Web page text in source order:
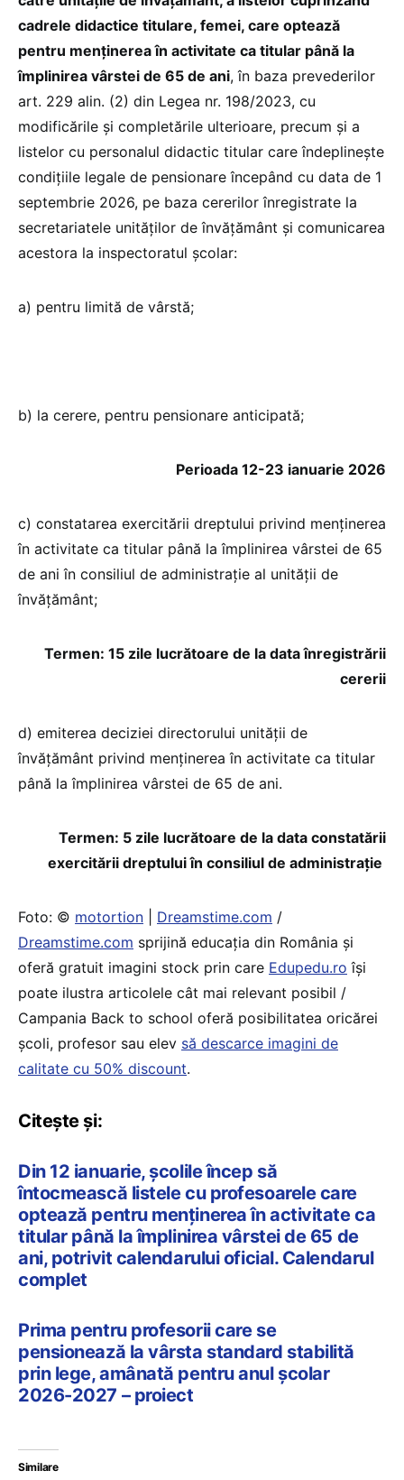
cadrele didactice titulare, femei, care optează
pentru menţinerea în activitate ca titular până la
împlinirea vârstei de 65 de ani, în baza prevederilor
art. 229 alin. (2) din Legea nr. 198/2023, cu
modificările şi completările ulterioare, precum şi a
listelor cu personalul didactic titular care îndeplinește
condițiile legale de pensionare începând cu data de 1
septembrie 2026, pe baza cererilor înregistrate la
secretariatele unităților de învățământ și comunicarea
acestora la inspectoratul școlar:
a) pentru limită de vârstă;
b) la cerere, pentru pensionare anticipată;
Perioada 12-23 ianuarie 2026
c) constatarea exercitării dreptului privind menţinerea
în activitate ca titular până la împlinirea vârstei de 65
de ani în consiliul de administraţie al unităţii de
învăţământ;
Termen: 15 zile lucrătoare de la data înregistrării
cererii
d) emiterea deciziei directorului unităţii de
învăţământ privind menţinerea în activitate ca titular
până la împlinirea vârstei de 65 de ani.
Termen: 5 zile lucrătoare de la data constatării
exercitării dreptului în consiliul de administraţie
Foto: © motortion Dreamstime.com /
Dreamstime.com sprijină educaţia din România şi
oferă gratuit imagini stock prin care Edupedu.ro îşi
poate ilustra articolele cât mai relevant posibil /
Campania Back to school oferă posibilitatea oricărei
școli, profesor sau elev să descarce imagini de
calitate cu 50% discount.
Citește și:
Din 12 ianuarie, școlile încep să
întocmească listele cu profesoarele care
optează pentru menţinerea în activitate ca
titular până la împlinirea vârstei de 65 de
ani, potrivit calendarului oficial. Calendarul
complet
Prima pentru profesorii care se
pensionează la vârsta standard stabilită
prin lege, amânată pentru anul școlar
2026-2027 – proiect
Similare